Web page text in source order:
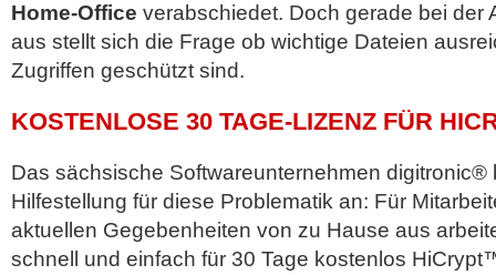
Home-Office verabschiedet. Doch gerade bei der
aus stellt sich die Frage ob wichtige Dateien
Zugriffen geschützt sind.
KOSTENLOSE 30 TAGE-LIZENZ FÜR
Das sächsische Softwareunternehmen digitronic®
Hilfestellung für diese Problematik an: Für
aktuellen Gegebenheiten von zu Hause aus
schnell und einfach für 30 Tage kostenlos